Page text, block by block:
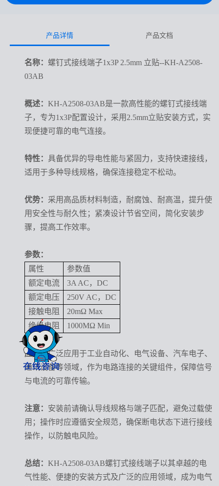
产品详情 产品文档
名称： 螺钉式接线端子1x3P 2.5mm 立贴--KH-A2508-
03AB
概述： KH-A2508-03AB是一款高性能的螺钉式接线端
子，专为1x3P配置设计，采用2.5mm立贴安装方式，实
现便捷可靠的电气连接。
特性： 具备优异的导电性能与紧固力，支持快速接线，
适用于多种导线规格，确保连接稳定不松动。
优势： 采用高品质材料制造，耐腐蚀、耐高温，提升使
用安全性与耐久性；紧凑设计节省空间，简化安装步
骤，提高工作效率。
参数：
属性
参数值
额定电流
3A AC，DC
额定电压
250V AC，DC
接触电阻
20mΩ Max
绝缘电阻
1000MΩ Min
应用：广泛应用于工业自动化、电气设备、汽车电子、
通讯设备等领域，作为电路连接的关键组件，保障信号
与电流的可靠传输。
注意： 安装前请确认导线规格与端子匹配，避免过载使
用；操作时应遵循安全规范，确保断电状态下进行接线
操作，以防触电风险。
总结： KH-A2508-03AB螺钉式接线端子以其卓越的电
气性能、便捷的安装方式及广泛的应用领域，成为电气